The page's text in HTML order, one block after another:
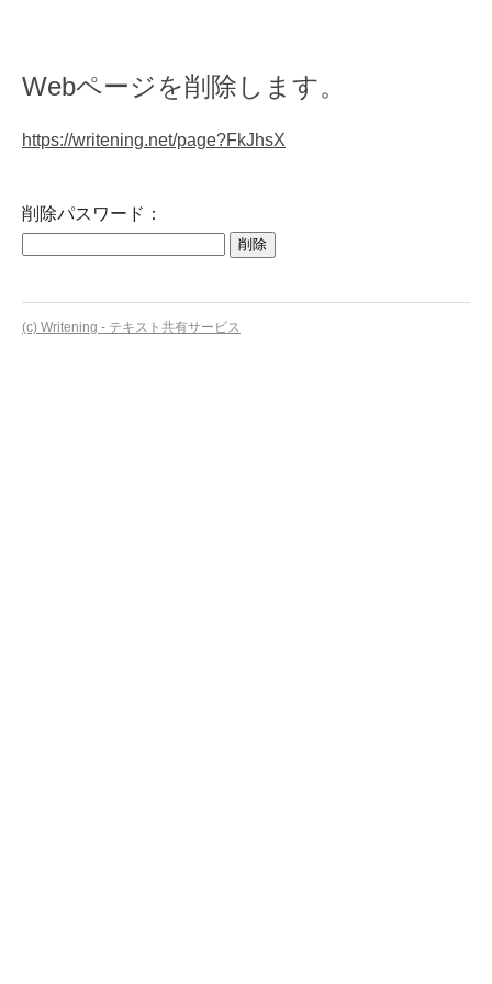
Webページを削除します。
https://writening.net/page?FkJhsX
削除パスワード：
(c) Writening - テキスト共有サービス